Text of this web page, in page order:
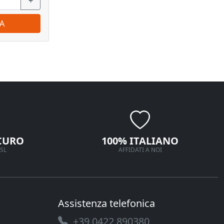
100% ITALIANO
AFFIDATI A NOI
Assistenza telefonica
+39 0422 890380